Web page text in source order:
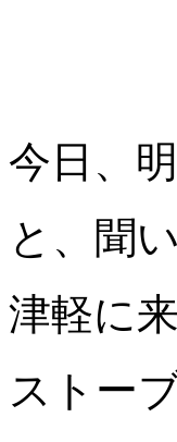
今日、
と、聞
津軽に
ストー